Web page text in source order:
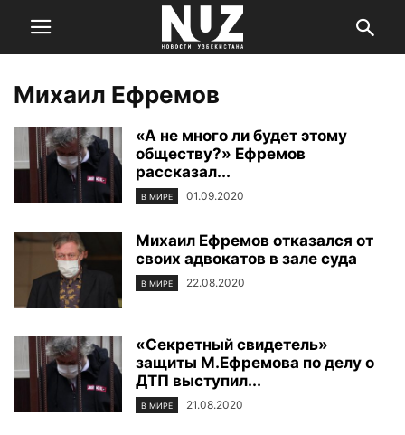
Михаил Ефремов
«А не много ли будет этому
обществу?» Ефремов
рассказал...
В МИРЕ 01.09.2020
Михаил Ефремов отказался от
своих адвокатов в зале суда
В МИРЕ 22.08.2020
«Секретный свидетель»
защиты М.Ефремова по делу о
ДТП выступил...
В МИРЕ 21.08.2020